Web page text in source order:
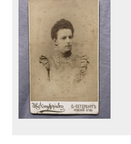
Николаю
Скрябина
Санкт-Петербург
Ссылка